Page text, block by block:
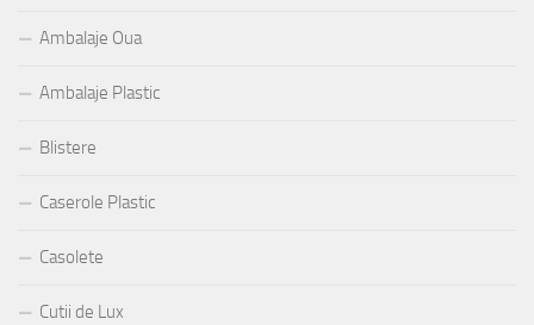
Ambalaje Oua
Ambalaje Plastic
Blistere
Caserole Plastic
Casolete
Cutii de Lux